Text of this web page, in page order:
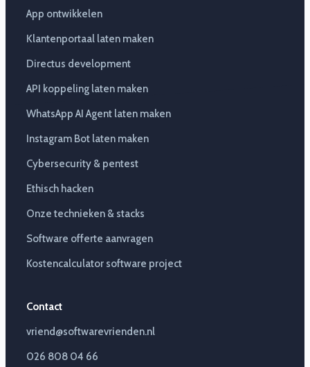
App ontwikkelen
Klantenportaal laten maken
Directus development
API koppeling laten maken
WhatsApp AI Agent laten maken
Instagram Bot laten maken
Cybersecurity & pentest
Ethisch hacken
Onze technieken & stacks
Software offerte aanvragen
Kostencalculator software project
Contact
vriend@softwarevrienden.nl
026 808 04 66